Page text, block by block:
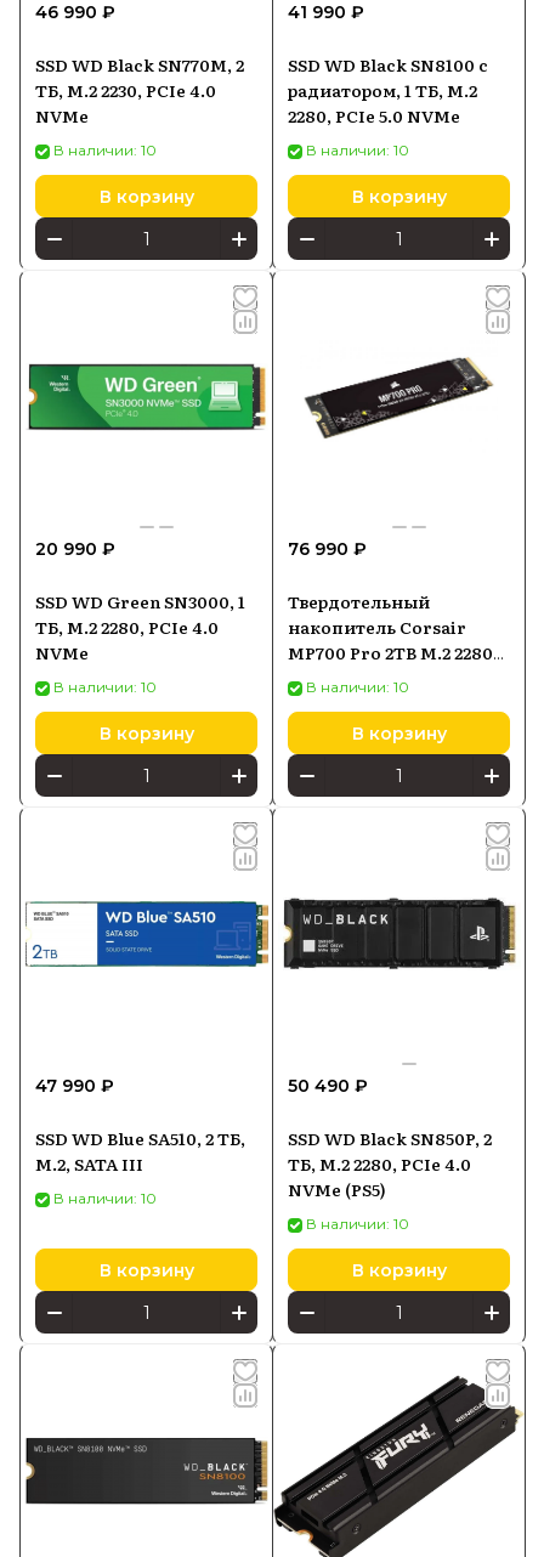
46 990 ₽
SSD WD Black SN770M, 2
ТБ, M.2 2230, PCIe 4.0
NVMe
В наличии: 10
В корзину
41 990 ₽
SSD WD Black SN8100 с
радиатором, 1 ТБ, M.2
2280, PCIe 5.0 NVMe
В наличии: 10
В корзину
20 990 ₽
SSD WD Green SN3000, 1
ТБ, M.2 2280, PCIe 4.0
NVMe
В наличии: 10
В корзину
76 990 ₽
Твердотельный
накопитель Corsair
MP700 Pro 2TB M.2 2280
PCI-E x4 Gen5 NVMe 2.0
(CSSDF2000GBMP700PNH)
В наличии: 10
В корзину
47 990 ₽
SSD WD Blue SA510, 2 ТБ,
M.2, SATA III
В наличии: 10
В корзину
50 490 ₽
SSD WD Black SN850P, 2
ТБ, M.2 2280, PCIe 4.0
NVMe (PS5)
В наличии: 10
В корзину